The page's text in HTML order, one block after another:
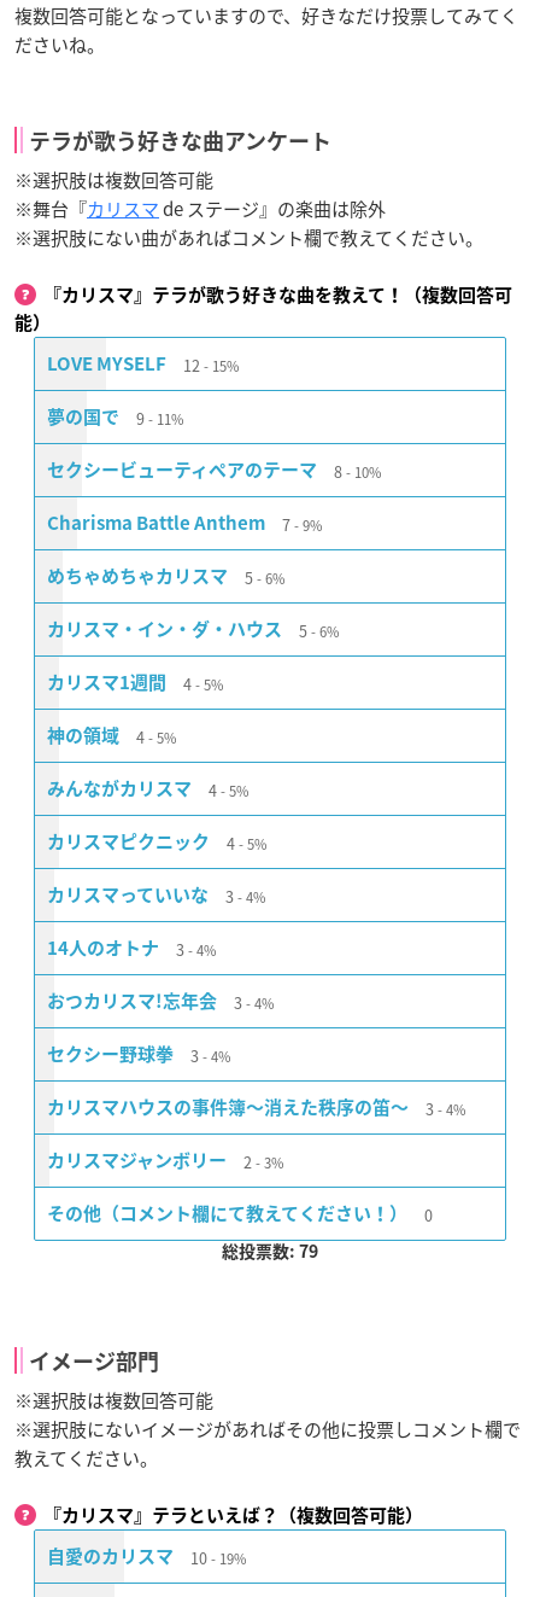
複数回答可能となっていますので、好きなだけ投票してみてく
ださいね。
テラが歌う好きな曲アンケート
※選択肢は複数回答可能
※舞台『カリスマde ステージ』の楽曲は除外
※選択肢にない曲があればコメント欄で教えてください。
『カリスマ』テラが歌う好きな曲を教えて！（複数回答可
能）
LOVE MYSELF 12 15%
夢の国で 9 11%
セクシービューティペアのテーマ 8 10%
Charisma Battle Anthem 7 9%
めちゃめちゃカリスマ 5 6%
カリスマ・イン・ダ・ハウス 5 6%
カリスマ1週間 4 5%
神の領域 4 5%
みんながカリスマ 4 5%
カリスマピクニック 4 5%
カリスマっていいな 3 4%
14人のオトナ 3 4%
おつカリスマ!忘年会 3 4%
セクシー野球拳 3 4%
カリスマハウスの事件簿〜消えた秩序の笛〜 3 4%
カリスマジャンボリー 2 3%
その他（コメント欄にて教えてください！） 0
総投票数: 79
イメージ部門
※選択肢は複数回答可能
※選択肢にないイメージがあればその他に投票しコメント欄で
教えてください。
『カリスマ』テラといえば？（複数回答可能）
自愛のカリスマ 10 19%